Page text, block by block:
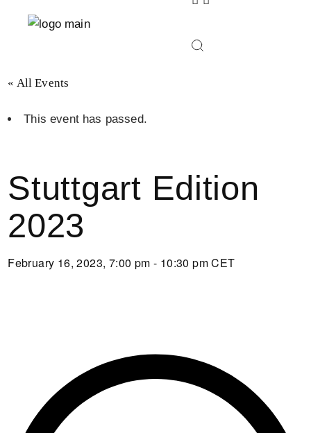
content
« All Events
This event has passed.
Stuttgart Edition
2023
February 16, 2023, 7:00 pm - 10:30 pmCET